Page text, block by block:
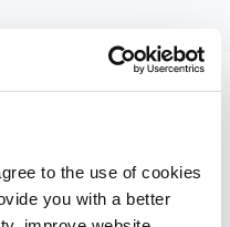
to the use of cookies
you with a better
Hotel